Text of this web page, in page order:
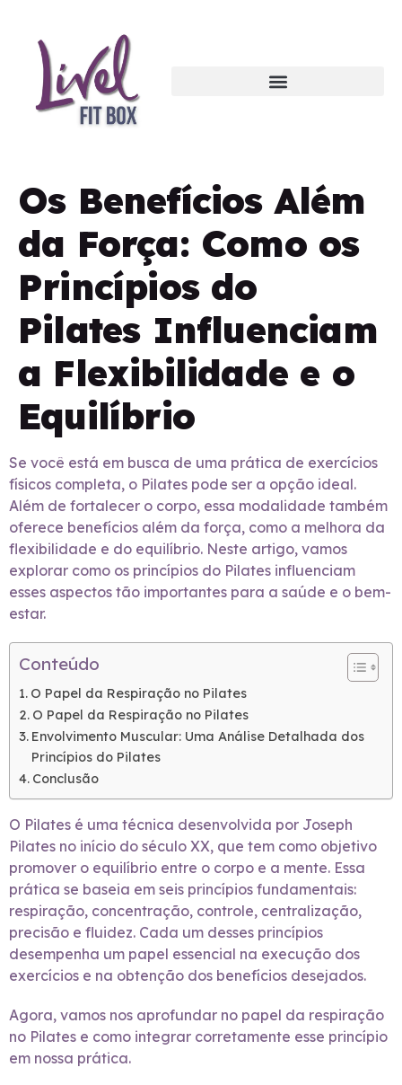
Os Benefícios Além
da Força: Como os
Princípios do
Pilates Influenciam
a Flexibilidade e o
Equilíbrio
Se você está em busca de uma prática de exercícios
físicos completa, o Pilates pode ser a opção ideal.
Além de fortalecer o corpo, essa modalidade também
oferece benefícios além da força, como a melhora da
flexibilidade e do equilíbrio. Neste artigo, vamos
explorar como os princípios do Pilates influenciam
esses aspectos tão importantes para a saúde e o bem-
estar.
Conteúdo
O Papel da Respiração no Pilates
O Papel da Respiração no Pilates
Envolvimento Muscular: Uma Análise Detalhada dos
Princípios do Pilates
Conclusão
O Pilates é uma técnica desenvolvida por Joseph
Pilates no início do século XX, que tem como objetivo
promover o equilíbrio entre o corpo e a mente. Essa
prática se baseia em seis princípios fundamentais:
respiração, concentração, controle, centralização,
precisão e fluidez. Cada um desses princípios
desempenha um papel essencial na execução dos
exercícios e na obtenção dos benefícios desejados.
Agora, vamos nos aprofundar no papel da respiração
no Pilates e como integrar corretamente esse princípio
em nossa prática.